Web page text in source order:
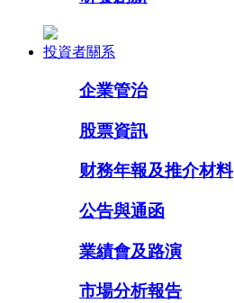
投資者關系
企業管治
股票資訊
财務年報及推介材料
公告與通函
業績會及路演
市場分析報告